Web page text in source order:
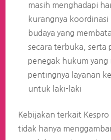
masih menghadapi
kurangnya
budaya yang
secara terbuka, serta
penegak hukum yang
pentingnya layanan
untuk laki-laki
Kebijakan terkait
tidak hanya